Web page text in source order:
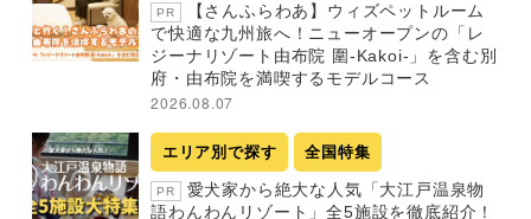
PR
【さんふらわあ】ウィズペットルーム
で快適な九州旅へ！ニューオープンの「レ
ジーナリゾート由布院 圍-Kakoi-」を含む別
府・由布院を満喫するモデルコース
2026.08.07
エリア別で探す 全国特集
PR
愛犬家から絶大な人気「大江戸温泉物
語わんわんリゾート」全5施設を徹底紹介！